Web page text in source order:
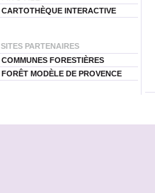
CARTOTHÈQUE INTERACTIVE
SITES PARTENAIRES
COMMUNES FORESTIÈRES
FORÊT MODÈLE DE PROVENCE